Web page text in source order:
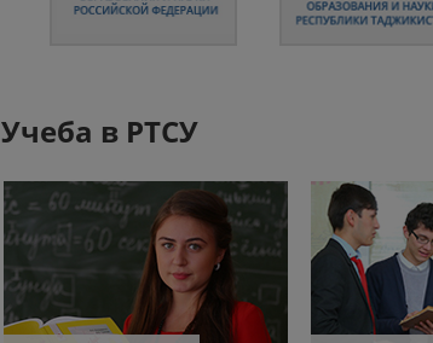
Учеба в РТСУ